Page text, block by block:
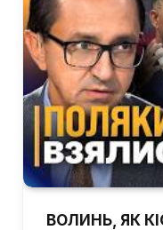
ВОЛИНЬ, ЯК